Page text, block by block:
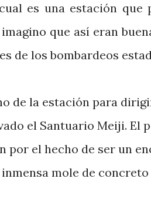
es una estación
que así eran
de los bombardeos
de la estación para
el Santuario Meiji. El
por el hecho de ser un
mole de